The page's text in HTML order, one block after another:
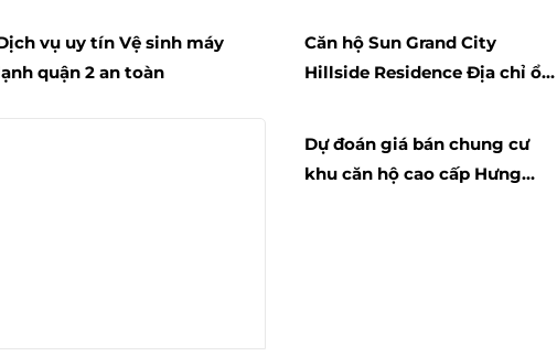
vụ uy tín Vệ sinh máy
quận 2 an toàn
Căn hộ Sun Grand City
Hillside Residence Địa chỉ ổn
Dự đoán giá bán chung cư
khu căn hộ cao cấp Hưng